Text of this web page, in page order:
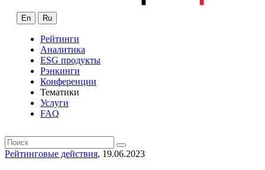
En Ru
Рейтинги
Аналитика
ESG продукты
Рэнкинги
Конференции
Тематики
Услуги
FAQ
Рейтинговые действия, 19.06.2023